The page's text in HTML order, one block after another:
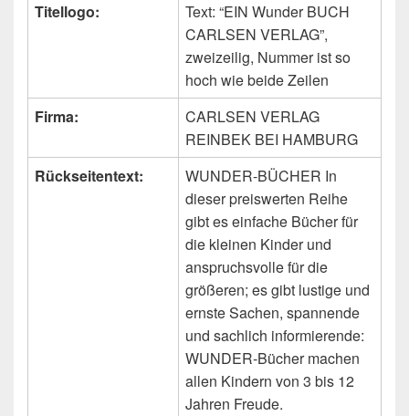
Titellogo:
Text: “EIN Wunder BUCH
CARLSEN VERLAG”,
zweizeilig, Nummer ist so
hoch wie beide Zeilen
Firma:
CARLSEN VERLAG
REINBEK BEI HAMBURG
Rückseitentext:
WUNDER-BÜCHER In
dieser preiswerten Reihe
gibt es einfache Bücher für
die kleinen Kinder und
anspruchsvolle für die
größeren; es gibt lustige und
ernste Sachen, spannende
und sachlich informierende:
WUNDER-Bücher machen
allen Kindern von 3 bis 12
Jahren Freude.